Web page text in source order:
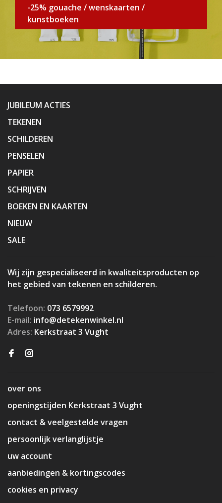
-25% gouache / wenskaarten /
kunstboeken
JUBILEUM ACTIES
TEKENEN
SCHILDEREN
PENSELEN
PAPIER
SCHRIJVEN
BOEKEN EN KAARTEN
NIEUW
SALE
Wij zijn gespecialiseerd in kwaliteitsproducten op
het gebied van tekenen en schilderen.
Telefoon: 073 6579992
E-mail: info@detekenwinkel.nl
Adres: Kerkstraat 3 Vught
over ons
openingstijden Kerkstraat 3 Vught
contact & veelgestelde vragen
persoonlijk verlanglijstje
uw account
aanbiedingen & kortingscodes
cookies en privacy